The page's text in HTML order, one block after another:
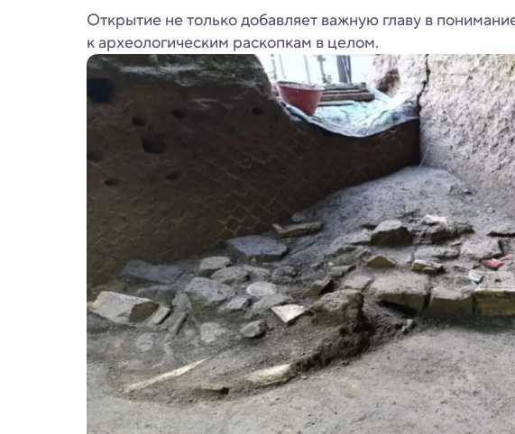
Открытие не только добавляет важную главу в
к археологическим раскопкам в целом.